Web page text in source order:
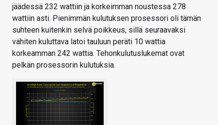
jäädessä 232 wattiin ja korkeimman noustessa 278
wattiin asti. Pienimmän kulutuksen prosessori oli tämän
suhteen kuitenkin selvä poikkeus, sillä seuraavaksi
vähiten kuluttava latoi tauluun peräti 10 wattia
korkeamman 242 wattia. Tehonkulutuslukemat ovat
pelkän prosessorin kulutuksia.